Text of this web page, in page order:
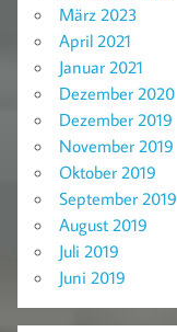
März 2023
April 2021
Januar 2021
Dezember 2020
Dezember 2019
November 2019
Oktober 2019
September 2019
August 2019
Juli 2019
Juni 2019